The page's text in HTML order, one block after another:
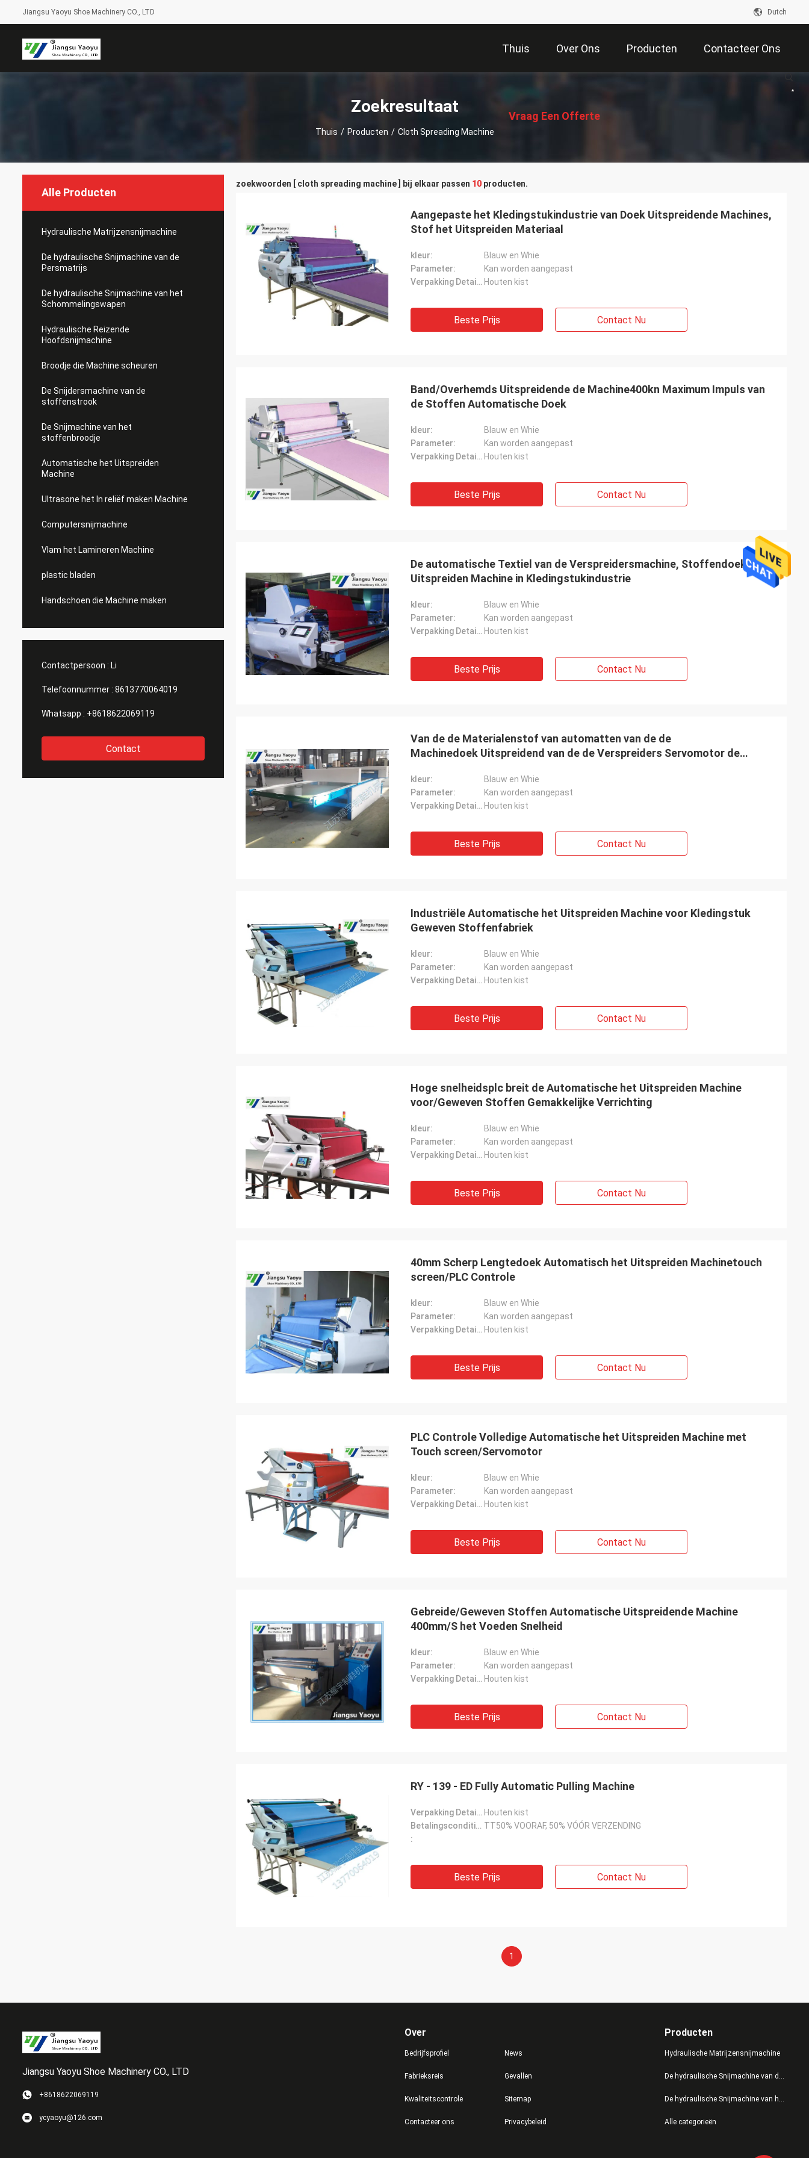
Jiangsu Yaoyu Shoe Machinery CO., LTD Dutch
Thuis Over Ons Producten Contacteer Ons
Vraag Een Offerte
Aan
Zoekresultaat
Thuis / Producten / Cloth Spreading Machine
Alle Producten
Hydraulische Matrijzensnijmachine
De hydraulische Snijmachine van de
Persmatrijs
De hydraulische Snijmachine van het
Schommelingswapen
Hydraulische Reizende
Hoofdsnijmachine
Broodje die Machine scheuren
De Snijdersmachine van de
stoffenstrook
De Snijmachine van het
stoffenbroodje
Automatische het Uitspreiden
Machine
Ultrasone het In reliëf maken Machine
Computersnijmachine
Vlam het Lamineren Machine
plastic bladen
Handschoen die Machine maken
Contactpersoon : Li
Telefoonnummer : 8613770064019
Whatsapp : +8618622069119
Contact
zoekwoorden [ cloth spreading machine ] bij elkaar passen 10 producten.
Aangepaste het Kledingstukindustrie van Doek Uitspreidende Machines,
Stof het Uitspreiden Materiaal
kleur:
Blauw en Whie
Parameter:
Kan worden aangepast
Verpakking Details: Houten kist
Beste Prijs Contact Nu
Band/Overhemds Uitspreidende de Machine400kn Maximum Impuls van
de Stoffen Automatische Doek
kleur:
Blauw en Whie
Parameter:
Kan worden aangepast
Verpakking Details: Houten kist
Beste Prijs Contact Nu
De automatische Textiel van de Verspreidersmachine, Stoffendoek het
Uitspreiden Machine in Kledingstukindustrie
kleur:
Blauw en Whie
Parameter:
Kan worden aangepast
Verpakking Details: Houten kist
Beste Prijs Contact Nu
Van de de Materialenstof van automatten van de de
Machinedoek Uitspreidend van de de Verspreiders Servomotor de
kleur:
Blauw en Whie
Parameter:
Kan worden aangepast
Verpakking Details: Houten kist
Beste Prijs Contact Nu
Industriële Automatische het Uitspreiden Machine voor Kledingstuk
Geweven Stoffenfabriek
kleur:
Blauw en Whie
Parameter:
Kan worden aangepast
Verpakking Details: Houten kist
Beste Prijs Contact Nu
Hoge snelheidsplc breit de Automatische het Uitspreiden Machine
voor/Geweven Stoffen Gemakkelijke Verrichting
kleur:
Blauw en Whie
Parameter:
Kan worden aangepast
Verpakking Details: Houten kist
Beste Prijs Contact Nu
40mm Scherp Lengtedoek Automatisch het Uitspreiden Machinetouch
screen/PLC Controle
kleur:
Blauw en Whie
Parameter:
Kan worden aangepast
Verpakking Details: Houten kist
Beste Prijs Contact Nu
PLC Controle Volledige Automatische het Uitspreiden Machine met
Touch screen/Servomotor
kleur:
Blauw en Whie
Parameter:
Kan worden aangepast
Verpakking Details: Houten kist
Beste Prijs Contact Nu
Gebreide/Geweven Stoffen Automatische Uitspreidende Machine
400mm/S het Voeden Snelheid
kleur:
Blauw en Whie
Parameter:
Kan worden aangepast
Verpakking Details: Houten kist
Beste Prijs Contact Nu
RY - 139 - ED Fully Automatic Pulling Machine
Verpakking Details: Houten kist
Betalingscondities: TT50% VOORAF, 50% VÓÓR VERZENDING
:
Beste Prijs Contact Nu
1
Jiangsu Yaoyu Shoe Machinery CO., LTD
+8618622069119
ycyaoyu@126.com
Over
Bedrijfsprofiel
Fabrieksreis
Kwaliteitscontrole
Contacteer ons
News
Gevallen
Sitemap
Privacybeleid
Producten
Hydraulische Matrijzensnijmachine
De hydraulische Snijmachine van de Persmatrijs
De hydraulische Snijmachine van het Schommelingswapen
Alle categorieën